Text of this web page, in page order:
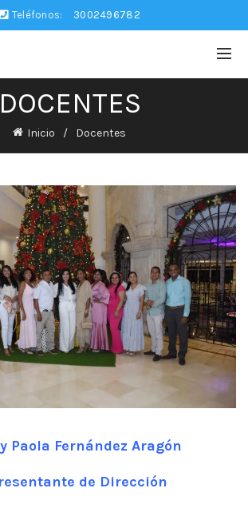
Teléfonos: 3002496782
DOCENTES
Inicio Docentes
Paola Fernández Aragón
de Dirección